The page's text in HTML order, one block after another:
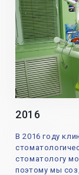
2016
В 2016 году
стоматологу
поэтому мы